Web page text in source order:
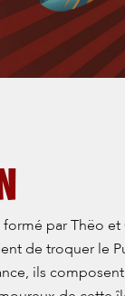
par Thëo et
de troquer le
ils